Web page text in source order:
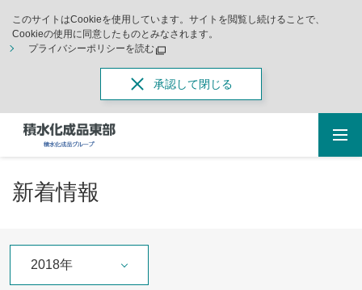
このサイトはCookieを使用しています。サイトを閲覧し続けることで、
Cookieの使用に同意したものとみなされます。
プライバシーポリシーを読む
承認して閉じる
新着情報
2018年